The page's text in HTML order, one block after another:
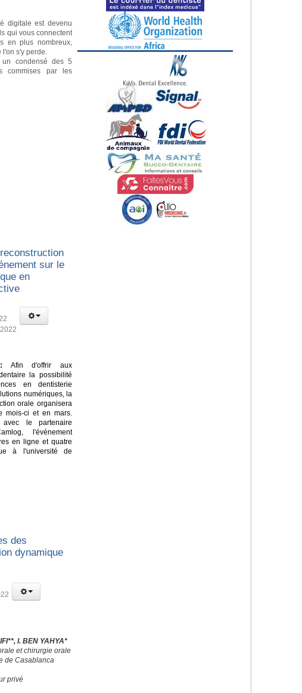
digitale est devenu
qui vous connectent
en plus nombreux,
s'y perde.
un condensé des 5
commises par les
sur le
en
Afin d'offrir aux
la possibilité
en dentisterie
numériques, la
orale organisera
mois-ci et en mars.
avec le partenaire
l'événement
en ligne et quatre
à l'université de
des
dynamique
I. BEN YAHYA*
et chirurgie orale
de Casablanca
privé